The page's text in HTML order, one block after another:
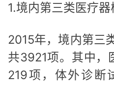
1.境内第三类医疗
2015年，境内第三
共3921项。其中，
219项，体外诊断